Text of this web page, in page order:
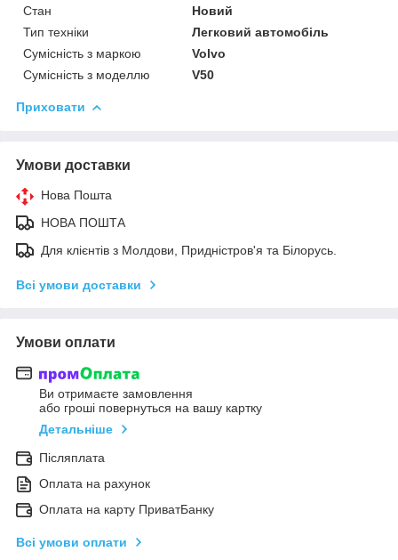
Стан
Новий
Тип техніки
Легковий автомобіль
Сумісність з маркою
Volvo
Сумісність з моделлю
V50
Приховати
Умови доставки
Нова Пошта
НОВА ПОШТА
Для клієнтів з Молдови, Придністров'я та Білорусь.
Всі умови доставки
Умови оплати
Ви отримаєте замовлення
або гроші повернуться на вашу картку
Детальніше
Післяплата
Оплата на рахунок
Оплата на карту ПриватБанку
Всі умови оплати